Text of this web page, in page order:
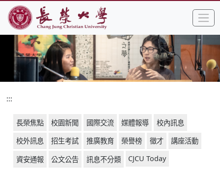
跳到主要內容區塊
長榮大學全球資訊網中文網頁
手
:::
長榮焦點 校園新聞 國際交流 媒體報導
校內訊息
校外訊息
招生考試 推廣教育 榮譽榜 徵才
講座活動
資安通報
公文公告 訊息不分類 CJCU Today